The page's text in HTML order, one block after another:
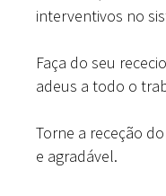
interventivos no
Faça do seu
adeus a todo o
Torne a receção
e agradável.